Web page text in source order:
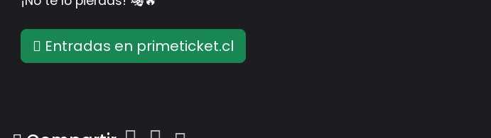
Entradas en primeticket.cl